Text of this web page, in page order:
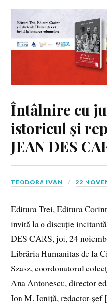
Întâlnire cu
istoricul și
JEAN DES
TEODORA IVAN 22
Editura Trei, Editura
invită la o discuție
DES CARS, joi, 24
Librăria Humanitas de la
Szasz, coordonatorul
Ana Antonescu, director
Ion M. Ioniță, redactor-